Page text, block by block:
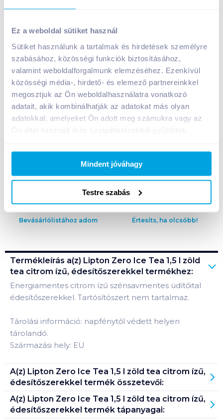
Ez a weboldal sütiket használ
Sütiket használunk a tartalmak és hirdetések személyre
szabásához, közösségi funkciók biztosításához,
valamint weboldalforgalmunk elemzéséhez. Ezenkívül
közösségi média-, hirdető- és elemező partnereinkkel
megosztjuk az Ön weboldalhasználatra vonatkozó
adatait, akik kombinálhatják az adatokat más olyan
adatokkal, amelyeket Ön adott meg számukra vagy az
Ön által használt más szolgáltatásokból gyűjtöttek.
Mindent jóváhagy
Testre szabás
Lipton Zero Ice Tea 1,5 l zöld tea citrom ízű,
édesítőszerekkel
599Ft /db
Egységár: 399Ft /liter
Nettó eladási ár: 472Ft /db(27 % áfa)
A termék megszűnt
Bevásárlólistához adom Értesíts, ha olcsóbb!
Termékleírás a(z) Lipton Zero Ice Tea 1,5 l zöld
tea citrom ízű, édesítőszerekkel termékhez:
Energiamentes citrom ízű szénsavmentes üdítőital
édesítőszerekkel. Tartósítószert nem tartalmaz.
Tárolási információ: napfénytől védett helyen
tárolandó.
Származási hely: EU
A(z) Lipton Zero Ice Tea 1,5 l zöld tea citrom ízű,
édesítőszerekkel termék összetevői:
A(z) Lipton Zero Ice Tea 1,5 l zöld tea citrom ízű,
édesítőszerekkel termék tápanyagai: